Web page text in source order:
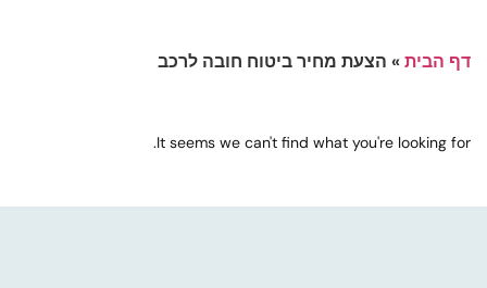
דף הבית» הצעת מחיר ביטוח חובה לרכב
It seems we can't find what you're looking for.